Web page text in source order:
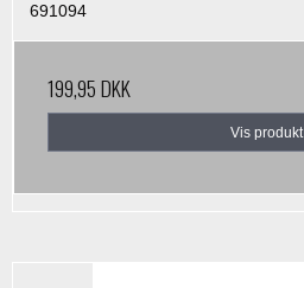
691094
199,95 DKK
Vis produkt